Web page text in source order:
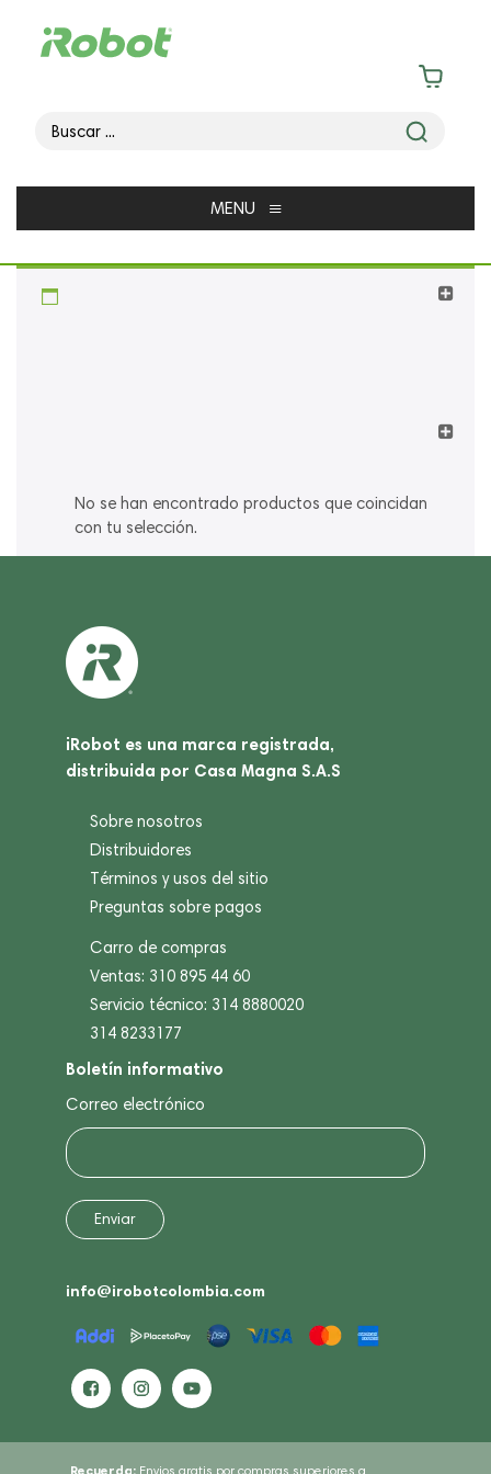
MENU ≡
CATEGORÍA
No se han encontrado productos que coincidan
con tu selección.
iRobot es una marca registrada,
distribuida por Casa Magna S.A.S
Sobre nosotros
Distribuidores
Términos y usos del sitio
Preguntas sobre pagos
Carro de compras
Ventas: 310 895 44 60
Servicio técnico: 314 8880020
314 8233177
Boletín informativo
Correo electrónico
info@irobotcolombia.com
Recuerda: Envios gratis por compras superiores a